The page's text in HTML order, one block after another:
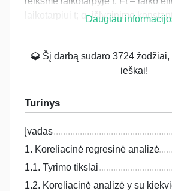
Daugiau
Šį darbą sudaro 3724
ieškai!
Turinys
Įvadas
1. Koreliacinė regresinė analizė
1.1. Tyrimo tikslai
1.2. Koreliacinė analizė y su